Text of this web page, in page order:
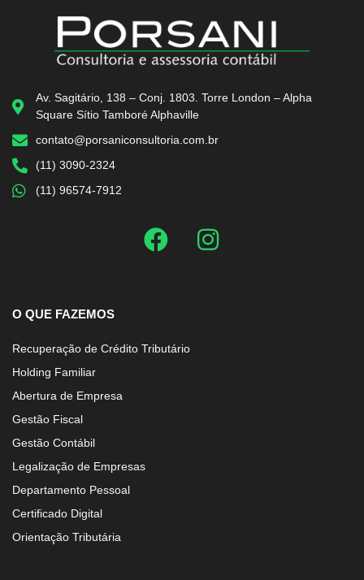
Av. Sagitário, 138 – Conj. 1803. Torre London – Alpha
Square Sítio Tamboré Alphaville
contato@porsaniconsultoria.com.br
(11) 3090-2324
(11) 96574-7912
O QUE FAZEMOS
Recuperação de Crédito Tributário
Holding Familiar
Abertura de Empresa
Gestão Fiscal
Gestão Contábil
Legalização de Empresas
Departamento Pessoal
Certificado Digital
Orientação Tributária